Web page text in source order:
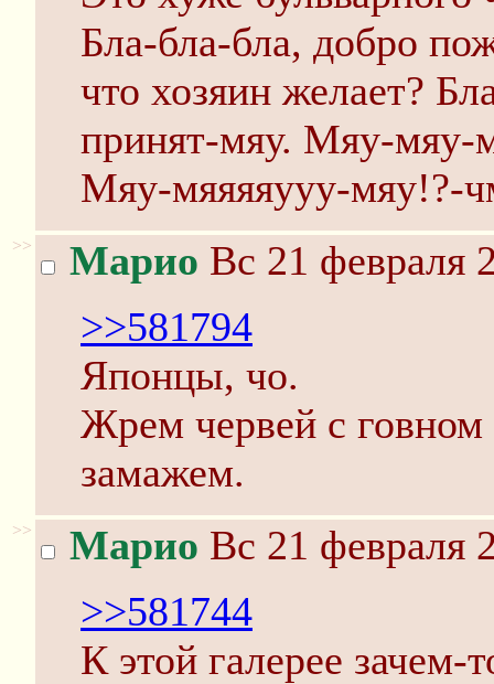
Бла-бла-бла, добро
что хозяин желает?
принят-мяу. Мяу-мяу-
Мяу-мяяяяууу-мяу!?-
>> Марио Вс 21 февраля
>>581794
Японцы, чо.
Жрем червей с
замажем.
>> Марио Вс 21 февраля
>>581744
К этой галерее зачем-